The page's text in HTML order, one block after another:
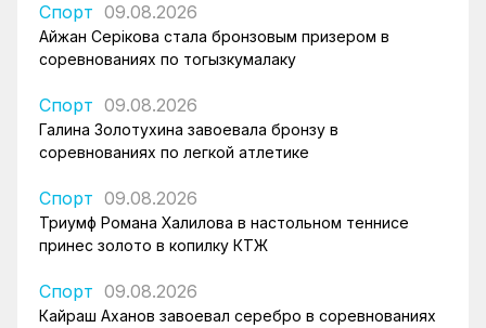
Спорт 09.08.2026
Айжан Серікова стала бронзовым призером в
соревнованиях по тогызкумалаку
Спорт 09.08.2026
Галина Золотухина завоевала бронзу в
соревнованиях по легкой атлетике
Спорт 09.08.2026
Триумф Романа Халилова в настольном теннисе
принес золото в копилку КТЖ
Спорт 09.08.2026
Кайраш Аханов завоевал серебро в соревнованиях